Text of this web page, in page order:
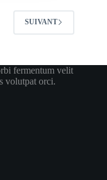
SUIVANT
fermentum velit
volutpat orci.